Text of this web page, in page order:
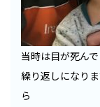
当時は目が死んで
繰り返しになり
ら